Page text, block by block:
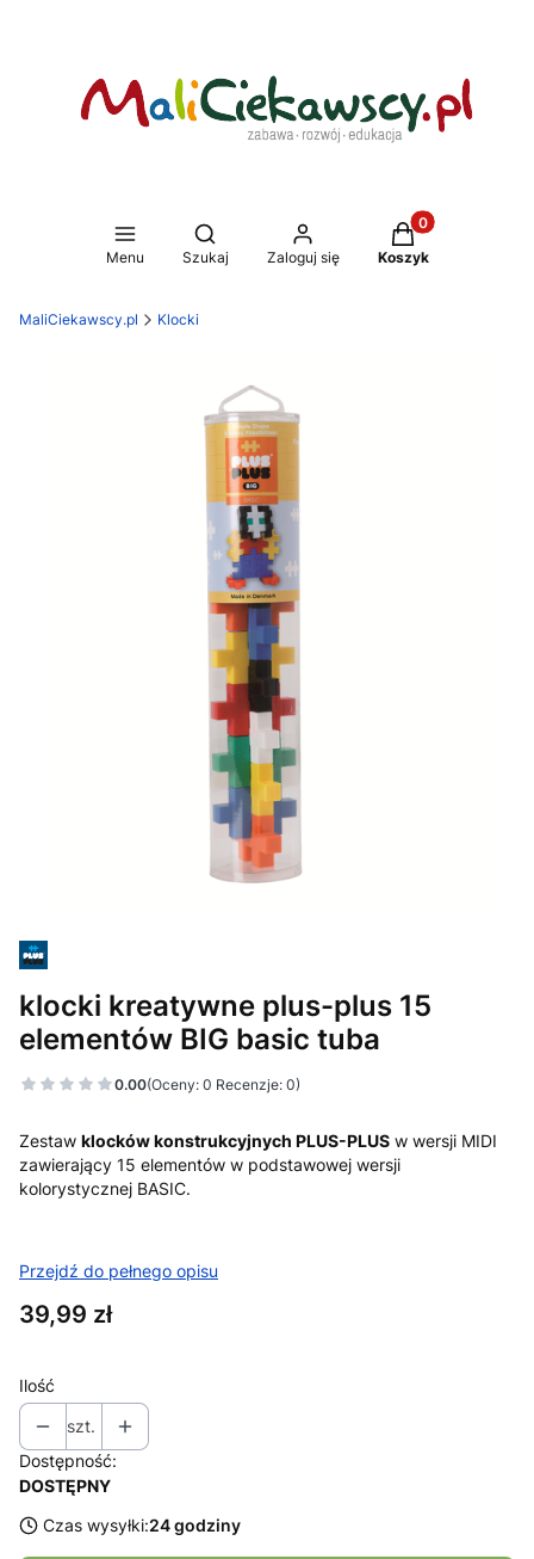
Menu
Otwórz wyszukiwarkę
Szukaj Zaloguj się
Produkty w
Koszyk
MaliCiekawscy.pl Klocki
klocki kreatywne plus-plus 15
elementów BIG basic tuba
0.00(Oceny: 0 Recenzje: 0)
Zestaw klocków konstrukcyjnych PLUS-PLUS w wersji MIDI
zawierający 15 elementów w podstawowej wersji
kolorystycznej BASIC.
Przejdź do pełnego opisu
Cena
39,99 zł
Ilość
szt.
Dostępność:
DOSTĘPNY
Czas wysyłki:24 godziny